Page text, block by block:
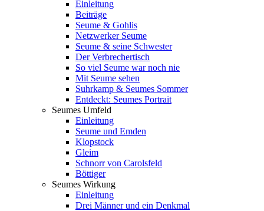
Einleitung
Beiträge
Seume & Gohlis
Netzwerker Seume
Seume & seine Schwester
Der Verbrechertisch
So viel Seume war noch nie
Mit Seume sehen
Suhrkamp & Seumes Sommer
Entdeckt: Seumes Portrait
Seumes Umfeld
Einleitung
Seume und Emden
Klopstock
Gleim
Schnorr von Carolsfeld
Böttiger
Seumes Wirkung
Einleitung
Drei Männer und ein Denkmal